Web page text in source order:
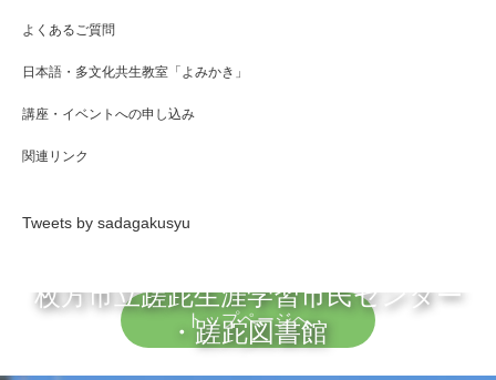
よくあるご質問
日本語・多文化共生教室「よみかき」
講座・イベントへの申し込み
関連リンク
Tweets by sadagakusyu
トップページへ
枚方市立蹉跎生涯学習市民センター
・蹉跎図書館